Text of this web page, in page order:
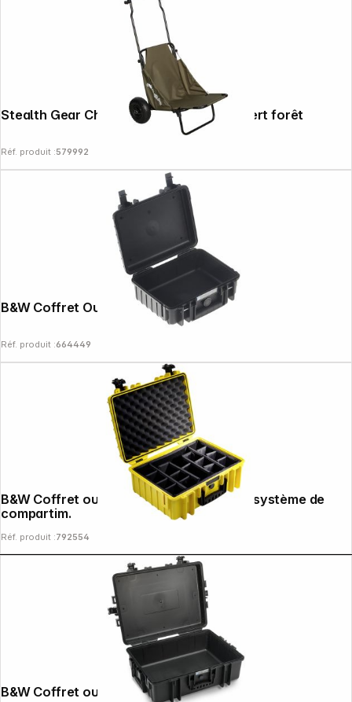
Stealth Gear Chariot de transport M2, vert forêt
Réf. produit :579992
B&W Coffret Outdoor type 1000 noir
Réf. produit :664449
B&W Coffret outdoor type 5000 jaune + système de
compartim.
Réf. produit :792554
B&W Coffret outdoor type 6500 noir